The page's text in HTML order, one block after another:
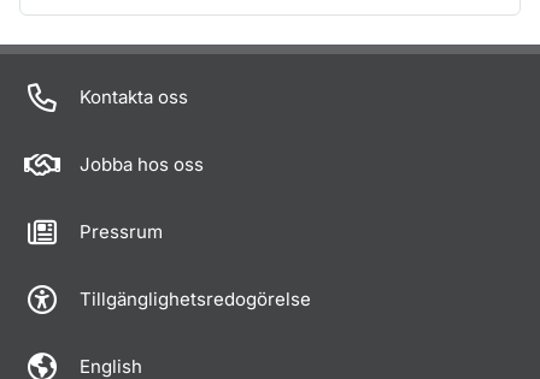
Om sidan
Kontakta oss
Jobba hos oss
Pressrum
Tillgänglighetsredogörelse
English